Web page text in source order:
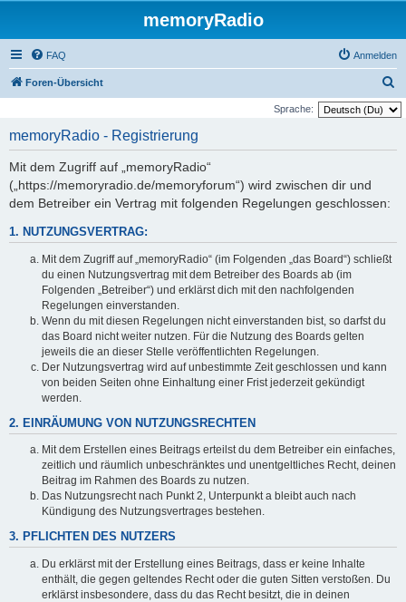
memoryRadio
FAQ Anmelden
Foren-Übersicht
u
Sprache:
memoryRadio - Registrierung
Mit dem Zugriff auf „memoryRadio“
(„https://memoryradio.de/memoryforum“) wird zwischen dir und
dem Betreiber ein Vertrag mit folgenden Regelungen geschlossen:
1. NUTZUNGSVERTRAG:
Mit dem Zugriff auf „memoryRadio“ (im Folgenden „das Board“) schließt
du einen Nutzungsvertrag mit dem Betreiber des Boards ab (im
Folgenden „Betreiber“) und erklärst dich mit den nachfolgenden
Regelungen einverstanden.
Wenn du mit diesen Regelungen nicht einverstanden bist, so darfst du
das Board nicht weiter nutzen. Für die Nutzung des Boards gelten
jeweils die an dieser Stelle veröffentlichten Regelungen.
Der Nutzungsvertrag wird auf unbestimmte Zeit geschlossen und kann
von beiden Seiten ohne Einhaltung einer Frist jederzeit gekündigt
werden.
2. EINRÄUMUNG VON NUTZUNGSRECHTEN
Mit dem Erstellen eines Beitrags erteilst du dem Betreiber ein einfaches,
zeitlich und räumlich unbeschränktes und unentgeltliches Recht, deinen
Beitrag im Rahmen des Boards zu nutzen.
Das Nutzungsrecht nach Punkt 2, Unterpunkt a bleibt auch nach
Kündigung des Nutzungsvertrages bestehen.
3. PFLICHTEN DES NUTZERS
Du erklärst mit der Erstellung eines Beitrags, dass er keine Inhalte
enthält, die gegen geltendes Recht oder die guten Sitten verstoßen. Du
erklärst insbesondere, dass du das Recht besitzt, die in deinen